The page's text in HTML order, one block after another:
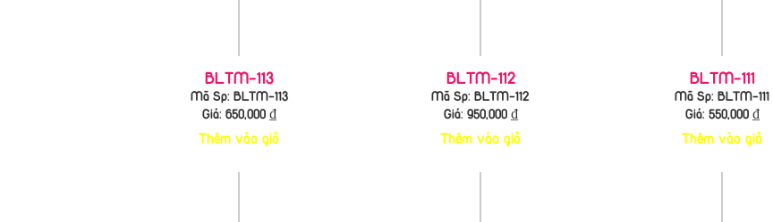
BLTM-113
Mã Sp: BLTM-113
Giá: 650,000₫
Thêm vào giỏ
BLTM-112
Mã Sp: BLTM-112
Giá: 950,000₫
Thêm vào giỏ
BLTM-111
Mã Sp: BLTM-111
Giá: 550,000₫
Thêm vào giỏ